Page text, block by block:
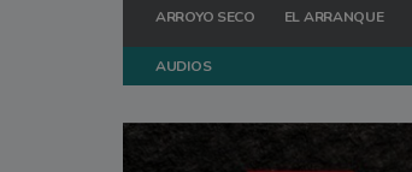
ARROYO SECO EL ARRANQUE
AUDIOS